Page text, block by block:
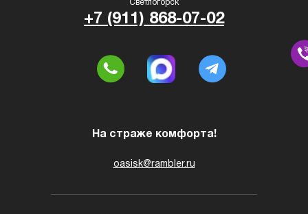
oasisk@rambler.ru
На страже комфорта!
Светлогорск
+7 (911) 868-07-02